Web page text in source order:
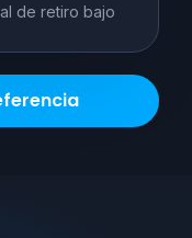
de retiro bajo